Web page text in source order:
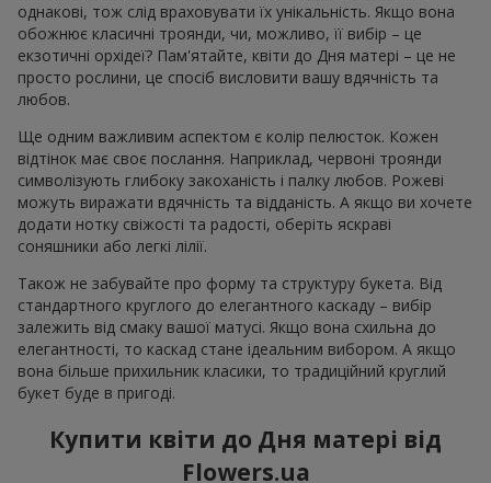
однакові, тож слід враховувати їх унікальність. Якщо вона
обожнює класичні троянди, чи, можливо, її вибір – це
екзотичні орхідеї? Пам'ятайте, квіти до Дня матері – це не
просто рослини, це спосіб висловити вашу вдячність та
любов.
Ще одним важливим аспектом є колір пелюсток. Кожен
відтінок має своє послання. Наприклад, червоні троянди
символізують глибоку закоханість і палку любов. Рожеві
можуть виражати вдячність та відданість. А якщо ви хочете
додати нотку свіжості та радості, оберіть яскраві
соняшники або легкі лілії.
Також не забувайте про форму та структуру букета. Від
стандартного круглого до елегантного каскаду – вибір
залежить від смаку вашої матусі. Якщо вона схильна до
елегантності, то каскад стане ідеальним вибором. А якщо
вона більше прихильник класики, то традиційний круглий
букет буде в пригоді.
Купити квіти до Дня матері від
Flowers.ua